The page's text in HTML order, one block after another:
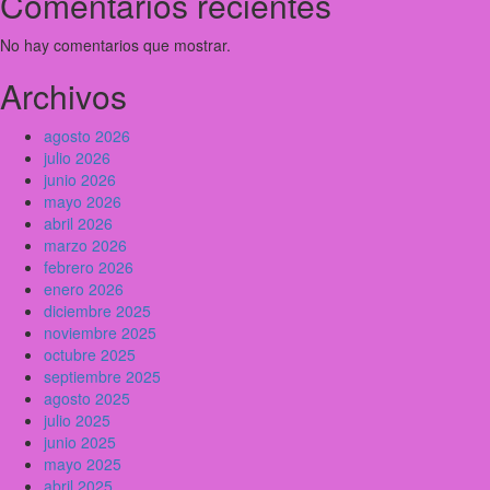
No hay comentarios que mostrar.
Archivos
agosto 2026
julio 2026
junio 2026
mayo 2026
abril 2026
marzo 2026
febrero 2026
enero 2026
diciembre 2025
noviembre 2025
octubre 2025
septiembre 2025
agosto 2025
julio 2025
junio 2025
mayo 2025
abril 2025